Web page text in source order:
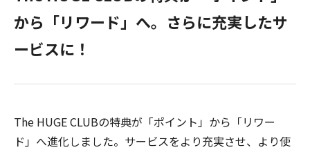
から「リワード」へ。さらに充実したサ
ービスに！
The HUGE CLUBの特典が「ポイント」から「リワー
ド」へ進化しました。サービスをより充実させ、より使